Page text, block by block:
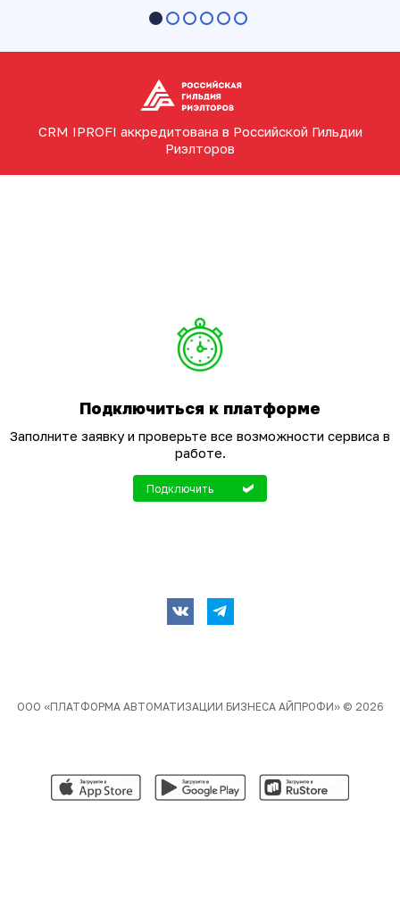
CRM IPROFI аккредитована в Российской Гильдии
Риэлторов
Подключиться к платформе
Заполните заявку и проверьте все возможности сервиса в
работе.
Подключить
ООО «ПЛАТФОРМА АВТОМАТИЗАЦИИ БИЗНЕСА АЙПРОФИ»© 2026